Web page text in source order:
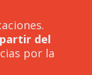
del
por la